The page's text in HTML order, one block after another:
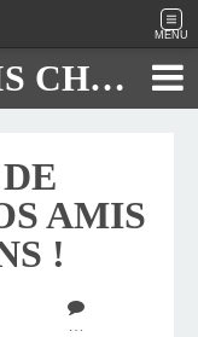
MENU
JOURNAL DE DENIS CHAUTARD
AMIS
!
…